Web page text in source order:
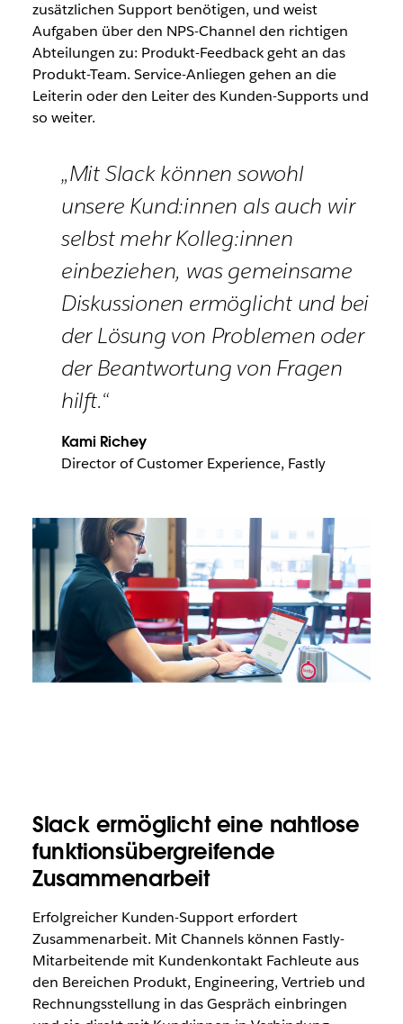
zusätzlichen Support benötigen, und weist
Aufgaben über den NPS-Channel den richtigen
Abteilungen zu: Produkt-Feedback geht an das
Produkt-Team. Service-Anliegen gehen an die
Leiterin oder den Leiter des Kunden-Supports und
so weiter.
„Mit Slack können sowohl
unsere Kund:innen als auch wir
selbst mehr Kolleg:innen
einbeziehen, was gemeinsame
Diskussionen ermöglicht und bei
der Lösung von Problemen oder
der Beantwortung von Fragen
hilft.“
Kami Richey
Director of Customer Experience, Fastly
Slack ermöglicht eine nahtlose
funktionsübergreifende
Zusammenarbeit
Erfolgreicher Kunden-Support erfordert
Zusammenarbeit. Mit Channels können Fastly-
Mitarbeitende mit Kundenkontakt Fachleute aus
den Bereichen Produkt, Engineering, Vertrieb und
Rechnungsstellung in das Gespräch einbringen